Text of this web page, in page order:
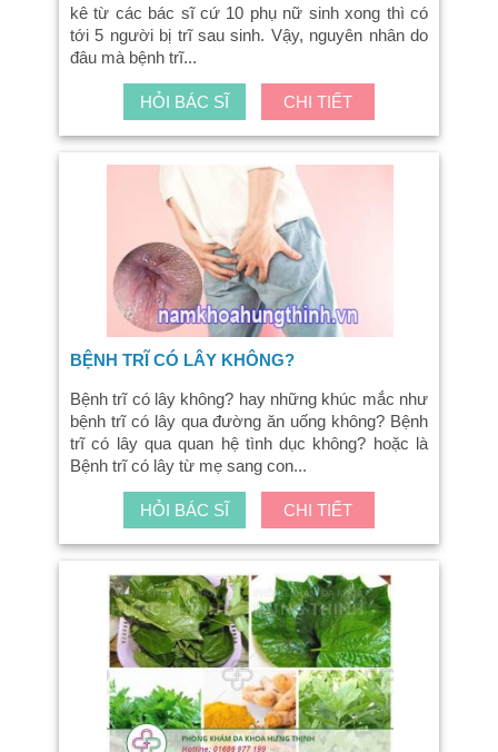
kê từ các bác sĩ cứ 10 phụ nữ sinh xong thì có
tới 5 người bị trĩ sau sinh. Vậy, nguyên nhân do
đâu mà bệnh trĩ...
HỎI BÁC SĨ CHI TIẾT
BỆNH TRĨ CÓ LÂY KHÔNG?
Bệnh trĩ có lây không? hay những khúc mắc như
bệnh trĩ có lây qua đường ăn uống không? Bệnh
trĩ có lây qua quan hệ tình dục không? hoặc là
Bệnh trĩ có lây từ mẹ sang con...
HỎI BÁC SĨ CHI TIẾT